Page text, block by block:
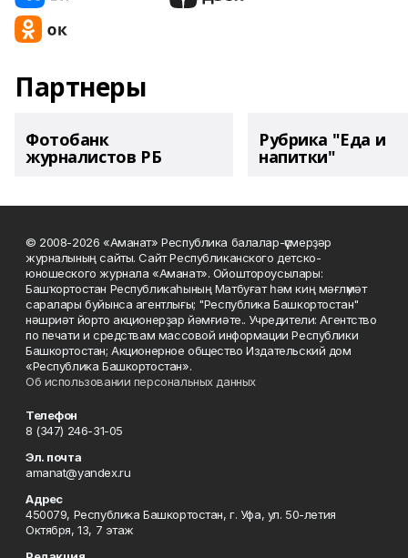
Партнеры
Фотобанк
журналистов РБ
Рубрика "Еда и
напитки"
© 2008-2026 «Аманат» Республика балалар-үҫмерҙәр
журналының сайты. Сайт Республиканского детско-
юношеского журнала «Аманат». Ойоштороусылары:
Башҡортостан Республикаһының Матбуғат һәм киң мәғлүмәт
саралары буйынса агентлығы; "Республика Башкортостан"
нәшриәт йорто акционерҙар йәмғиәте.. Учредители: Агентство
по печати и средствам массовой информации Республики
Башкортостан; Акционерное общество Издательский дом
«Республика Башкортостан».
Об использовании персональных данных
Телефон
8 (347) 246-31-05
Эл. почта
amanat@yandex.ru
Адрес
450079, Республика Башкортостан, г. Уфа, ул. 50-летия
Октября, 13, 7 этаж